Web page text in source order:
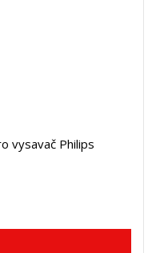
vysavač Philips